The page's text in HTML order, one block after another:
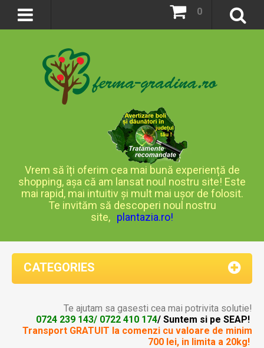
0
Vrem să îți oferim cea mai bună experiență de
shopping, așa că am lansat noul nostru site! Este
mai rapid, mai intuitiv și mult mai ușor de folosit.
Te invităm să descoperi noul nostru
site, plantazia.ro!
CATEGORIES
Te ajutam sa gasesti cea mai potrivita solutie!
0724 239 143/ 0722 410 174/ Suntem si pe SEAP!
Transport GRATUIT la comenzi cu valoare de minim
700 lei, in limita a 20kg!